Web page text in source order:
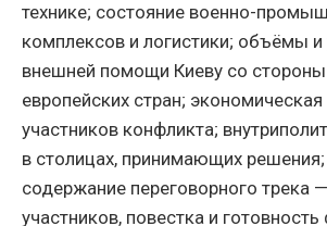
технике; состояние военно-
комплексов и логистики; объёмы и
внешней помощи Киеву со
европейских стран;
участников конфликта;
в столицах, принимающих решения;
содержание переговорного трека
участников, повестка и